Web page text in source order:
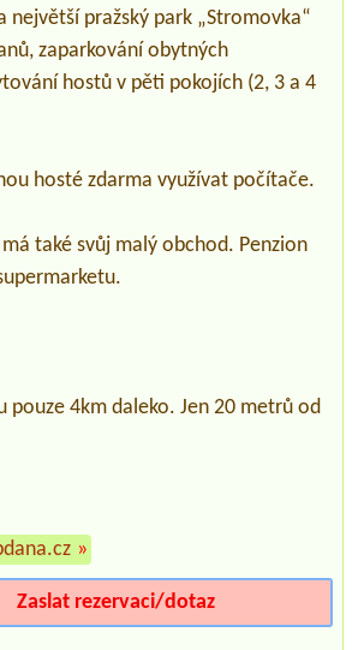
největší pražský park „Stromovka“
zaparkování obytných
hostů v pěti pokojích (2, 3 a 4
hosté zdarma využívat počítače.
také svůj malý obchod. Penzion
pouze 4km daleko. Jen 20 metrů od
»
Zaslat rezervaci/dotaz